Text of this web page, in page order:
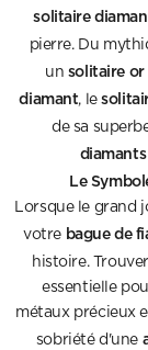
solitaire
pierre. Du
un solitaire or
diamant, le
de sa
diamants
Le
Lorsque le grand
votre bague de
histoire.
essentielle
métaux précieux
sobriété d'une